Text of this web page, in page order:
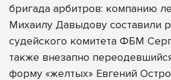
бригада арбитров: компанию
Михаилу Давыдову составили
судейского комитета ФБМ
также внезапно
форму «желтых» Евгений